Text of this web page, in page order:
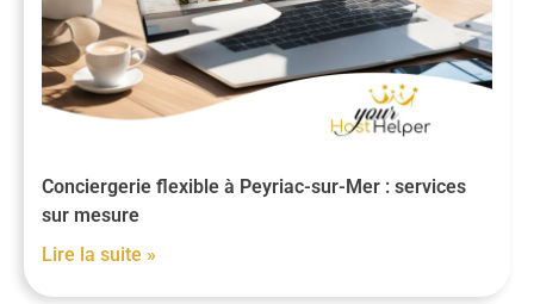
Conciergerie flexible à Peyriac-sur-Mer : services
sur mesure
Lire la suite »